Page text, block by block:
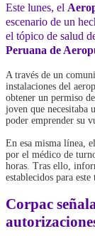
Este lunes, el
escenario de un
el tópico de salud
Peruana de
A través de un
instalaciones del
obtener un permiso
joven que necesitaba
poder emprender su
En esa misma línea,
por el médico de
horas. Tras ello,
establecidos para
Corpac